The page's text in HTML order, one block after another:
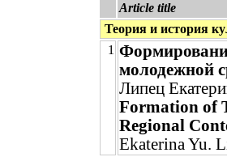
Article title
Теория и история
1
молодежной
Липец
Formation of
Regional
Ekaterina Yu.